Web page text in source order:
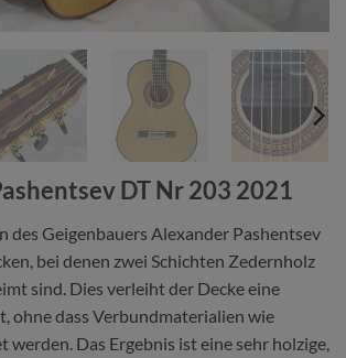
DT Nr 203 2021
des Geigenbauers Alexander Pashentsev
bei denen zwei Schichten Zedernholz
sind. Dies verleiht der Decke eine
ohne dass Verbundmaterialien wie
werden. Das Ergebnis ist eine sehr holzige,